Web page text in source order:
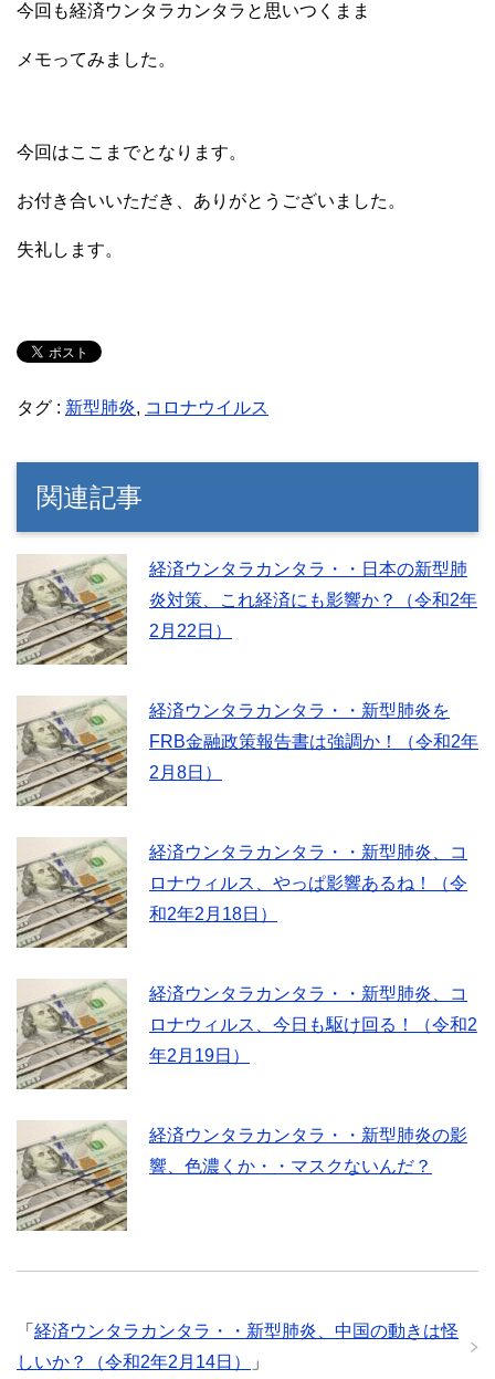
今回も経済ウンタラカンタラと思いつくまま
メモってみました。
今回はここまでとなります。
お付き合いいただき、ありがとうございました。
失礼します。
タグ : 新型肺炎, コロナウイルス
関連記事
経済ウンタラカンタラ・・日本の新型肺
炎対策、これ経済にも影響か？（令和2年
2月22日）
経済ウンタラカンタラ・・新型肺炎を
FRB金融政策報告書は強調か！（令和2年
2月8日）
経済ウンタラカンタラ・・新型肺炎、コ
ロナウィルス、やっぱ影響あるね！（令
和2年2月18日）
経済ウンタラカンタラ・・新型肺炎、コ
ロナウィルス、今日も駆け回る！（令和2
年2月19日）
経済ウンタラカンタラ・・新型肺炎の影
響、色濃くか・・マスクないんだ？
「 経済ウンタラカンタラ・・新型肺炎、中国の動きは怪
しいか？（令和2年2月14日）
」